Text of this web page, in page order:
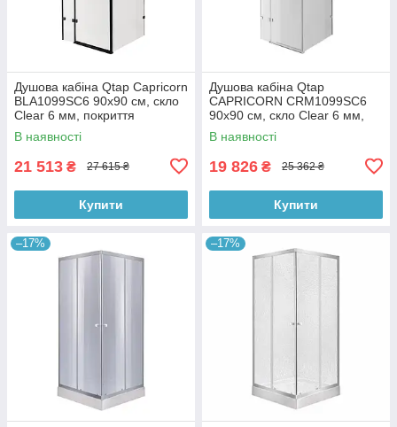
Душова кабіна Qtap Capricorn
BLA1099SC6 90x90 см, скло
Clear 6 мм, покриття
CalcLess без піддона
В наявності
21 513 ₴ 27 615 ₴
Купити
Душова кабіна Qtap
CAPRICORN CRM1099SC6
90х90 см, скло Clear 6 мм,
CalcLess, без піддона
В наявності
19 826 ₴ 25 362 ₴
Купити
–17% –17%